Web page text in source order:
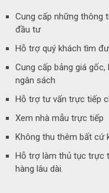
Cung cấp những thông
đầu tư
Hỗ trợ quý khách tìm
Cung cấp bảng giá
ngân sách
Hỗ trợ tư vấn trực tiếp
Xem nhà mẫu trực tiếp
Không thu thêm bất cứ
Hỗ trợ làm thủ tục trực
hàng lâu dài.